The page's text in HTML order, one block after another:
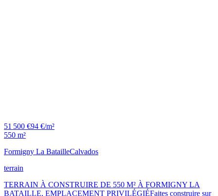
51 500 €94 €/m²
550 m²
Formigny La BatailleCalvados
terrain
TERRAIN À CONSTRUIRE DE 550 M² À FORMIGNY LA
BATAILLE, EMPLACEMENT PRIVILÉGIÉFaites construire sur